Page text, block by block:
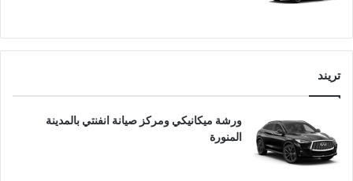
تريند
ورشة ميكانيكي ومركز صيانة انفنتي بالمدينة
المنورة